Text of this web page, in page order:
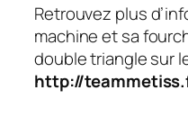
Retrouvez plus
machine et sa
double triangle sur
http://